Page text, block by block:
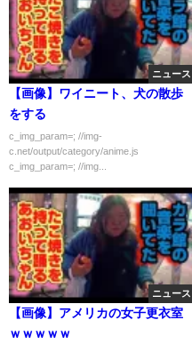
ニュース
【画像】ワイニート、犬の散歩
をする
c_img_param=; //img-
c.net/output/category/anime.js
c_img_param=; //img...
ニュース
【画像】アメリカの女子更衣室
ｗｗｗｗｗ